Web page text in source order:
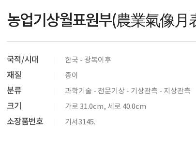
농업기상월표원부(農業氣像月
국적/시대 한국 - 광복이후
재질 종이
분류 과학기술 - 천문기상 - 기상관측 - 지상관측
크기 가로 31.0cm, 세로 40.0cm
소장품번호 기서3145.